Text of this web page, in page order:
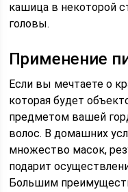
кашица в некоторой
головы.
Применение
Если вы мечтаете о
которая будет
предметом вашей
волос. В домашних
множество масок,
подарит
Большим